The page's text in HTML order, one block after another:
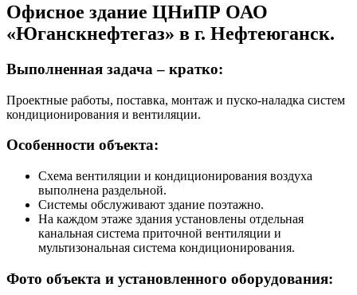
Офисное здание ЦНиПР ОАО
«Юганскнефтегаз» в г. Нефтеюганск.
Выполненная задача – кратко:
Проектные работы, поставка, монтаж и пуско-наладка систем
кондиционирования и вентиляции.
Особенности объекта:
Схема вентиляции и кондиционирования воздуха
выполнена раздельной.
Системы обслуживают здание поэтажно.
На каждом этаже здания установлены отдельная
канальная система приточной вентиляции и
мультизональная система кондиционирования.
Фото объекта и установленного оборудования: